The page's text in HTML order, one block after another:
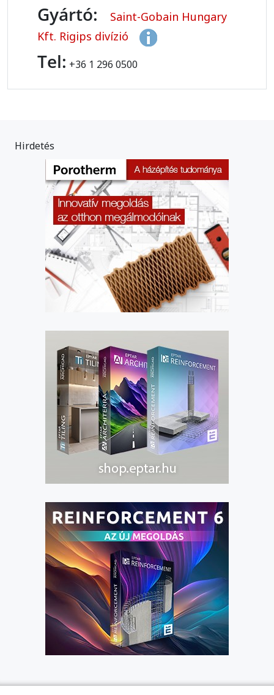
Gyártó:
Saint-Gobain Hungary
Kft. Rigips divízió
Tel: +36 1 296 0500
Hirdetés